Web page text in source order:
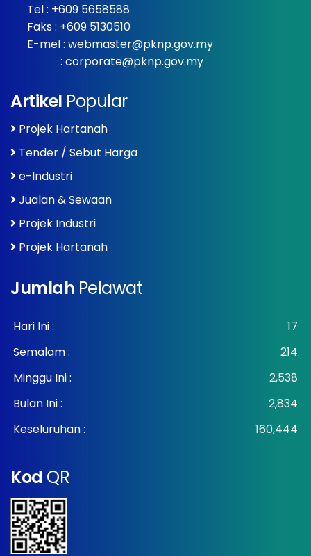
Tel : +609 5658588
Faks : +609 5130510
E-mel : webmaster@pknp.gov.my
: corporate@pknp.gov.my
Artikel Popular
Projek Hartanah
Tender / Sebut Harga
e-Industri
Jualan & Sewaan
Projek Industri
Projek Hartanah
Jumlah Pelawat
Hari Ini :
17
Semalam :
214
Minggu Ini :
2,538
Bulan Ini :
2,834
Keseluruhan :
160,444
Kod QR